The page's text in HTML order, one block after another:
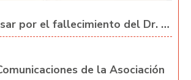
por el fallecimiento del Dr. …
de la Asociación